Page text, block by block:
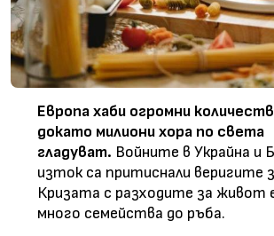
Европа хаби огромни
докато милиони хора по света
гладуват. Войните в Украйна и
изток са притиснали веригите
Кризата с разходите за живот
много семейства до ръба.